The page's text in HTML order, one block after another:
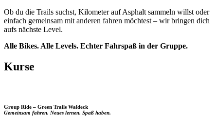
Ob du die Trails suchst, Kilometer auf Asphalt sammeln willst oder
einfach gemeinsam mit anderen fahren möchtest – wir bringen dich
aufs nächste Level.
Alle Bikes. Alle Levels. Echter Fahrspaß in der Gruppe.
Kurse
Group Ride – Green Trails Waldeck
Gemeinsam fahren. Neues lernen. Spaß haben.